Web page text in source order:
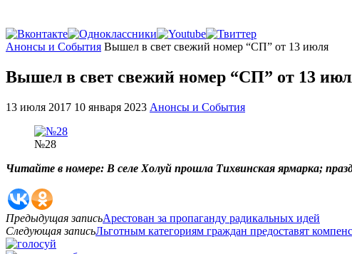
Главная
Анонсы и События Вышел в свет свежий номер “СП” от 13 июля
Вышел в свет свежий номер “СП” от 13
13 июля 2017 10 января 2023 Анонсы и События
№28
Читайте в номере: В селе Холуй прошла Тихвинская ярмарка;
Предыдущая записьАрестован за пропаганду радикальных идей
Следующая записьЛьготным категориям граждан предоставят